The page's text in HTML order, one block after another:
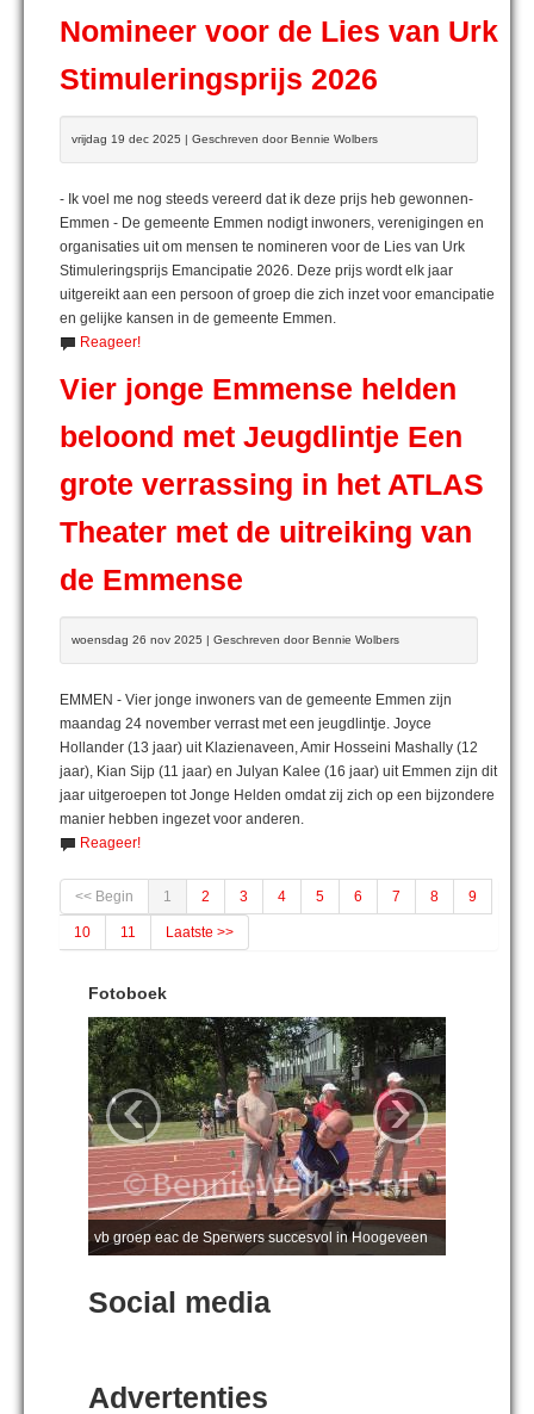
Nomineer voor de Lies van Urk
Stimuleringsprijs 2026
vrijdag 19 dec 2025 | Geschreven door Bennie Wolbers
- Ik voel me nog steeds vereerd dat ik deze prijs heb gewonnen-
Emmen - De gemeente Emmen nodigt inwoners, verenigingen en
organisaties uit om mensen te nomineren voor de Lies van Urk
Stimuleringsprijs Emancipatie 2026. Deze prijs wordt elk jaar
uitgereikt aan een persoon of groep die zich inzet voor emancipatie
en gelijke kansen in de gemeente Emmen.
Reageer!
Vier jonge Emmense helden
beloond met Jeugdlintje Een
grote verrassing in het ATLAS
Theater met de uitreiking van
de Emmense
woensdag 26 nov 2025 | Geschreven door Bennie Wolbers
EMMEN - Vier jonge inwoners van de gemeente Emmen zijn
maandag 24 november verrast met een jeugdlintje. Joyce
Hollander (13 jaar) uit Klazienaveen, Amir Hosseini Mashally (12
jaar), Kian Sijp (11 jaar) en Julyan Kalee (16 jaar) uit Emmen zijn dit
jaar uitgeroepen tot Jonge Helden omdat zij zich op een bijzondere
manier hebben ingezet voor anderen.
Reageer!
<< Begin 1 2 3 4 5 6 7 8 9
10 11 Laatste >>
Fotoboek
vb groep eac de Sperwers succesvol in Hoogeveen
‹ ›
Social media
Advertenties